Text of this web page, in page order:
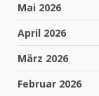
Mai 2026
April 2026
März 2026
Februar 2026